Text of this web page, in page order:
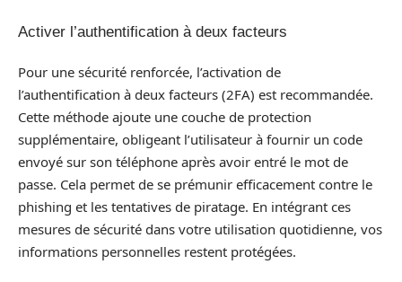
Activer l’authentification à deux facteurs
Pour une sécurité renforcée, l’activation de
l’authentification à deux facteurs (2FA) est recommandée.
Cette méthode ajoute une couche de protection
supplémentaire, obligeant l’utilisateur à fournir un code
envoyé sur son téléphone après avoir entré le mot de
passe. Cela permet de se prémunir efficacement contre le
phishing et les tentatives de piratage. En intégrant ces
mesures de sécurité dans votre utilisation quotidienne, vos
informations personnelles restent protégées.